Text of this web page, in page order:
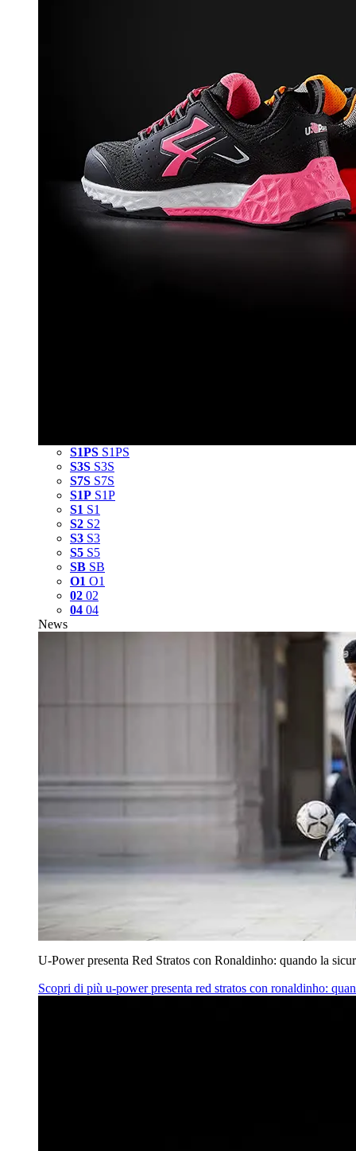
S1PS S1PS
S3S S3S
S7S S7S
S1P S1P
S1 S1
S2 S2
S3 S3
S5 S5
SB SB
O1 O1
02 02
04 04
News
U‑Power presenta Red Stratos con Ronaldinho: quando la
Scopri di più u‑power presenta red stratos con ronaldinho: